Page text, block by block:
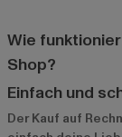
Wie
Shop?
Einfach und
Der Kauf auf